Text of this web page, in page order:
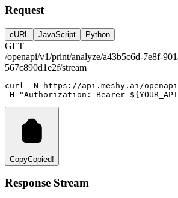
Request
cURL JavaScript Python
GET
/openapi/v1/print/analyze/a43b5c6d-7e8f-
567c890d1e2f/stream
curl -N
https://api.meshy.ai/
-H
"Authorization: Bearer
CopyCopied!
Response Stream